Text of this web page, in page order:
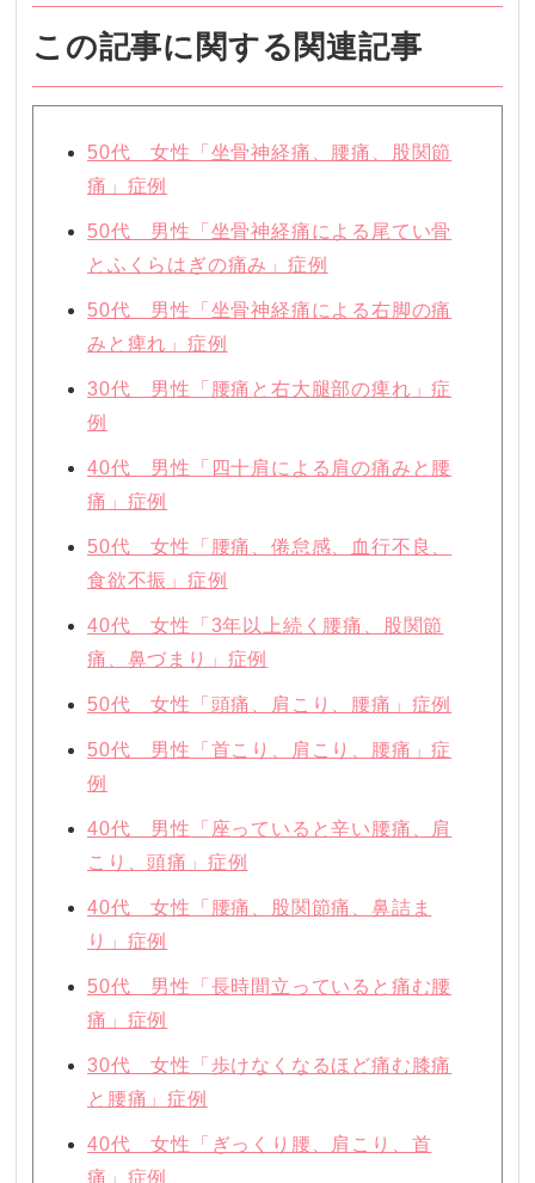
この記事に関する関連記事
50代 女性「坐骨神経痛、腰痛、股関節
痛」症例
50代 男性「坐骨神経痛による尾てい骨
とふくらはぎの痛み」症例
50代 男性「坐骨神経痛による右脚の痛
みと痺れ」症例
30代 男性「腰痛と右大腿部の痺れ」症
例
40代 男性「四十肩による肩の痛みと腰
痛」症例
50代 女性「腰痛、倦怠感、血行不良、
食欲不振」症例
40代 女性「3年以上続く腰痛、股関節
痛、鼻づまり」症例
50代 女性「頭痛、肩こり、腰痛」症例
50代 男性「首こり、肩こり、腰痛」症
例
40代 男性「座っていると辛い腰痛、肩
こり、頭痛」症例
40代 女性「腰痛、股関節痛、鼻詰ま
り」症例
50代 男性「長時間立っていると痛む腰
痛」症例
30代 女性「歩けなくなるほど痛む膝痛
と腰痛」症例
40代 女性「ぎっくり腰、肩こり、首
痛」症例